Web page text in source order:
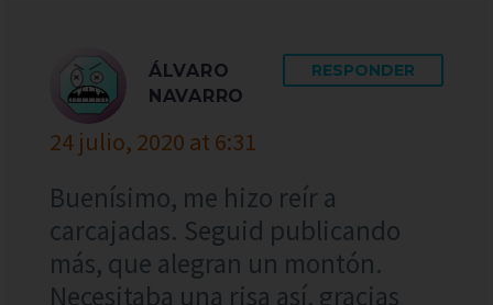
ÁLVARO
NAVARRO
24 julio, 2020 at 6:31
RESPONDER
Buenísimo, me hizo reír a
carcajadas. Seguid publicando
más, que alegran un montón.
Necesitaba una risa así, gracias